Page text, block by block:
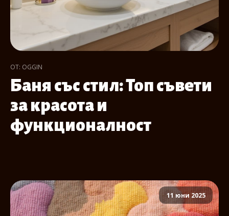
ОТ: OGGIN
Баня със стил: Топ съвети
за красота и
функционалност
11 юни 2025